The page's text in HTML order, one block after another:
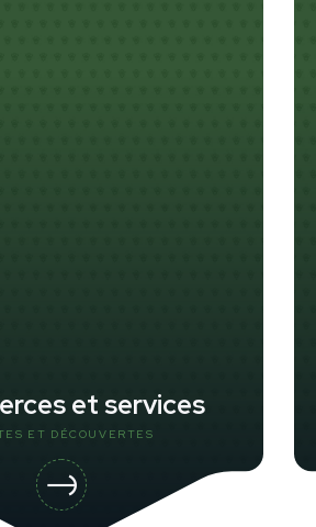
et services
ET DÉCOUVERTES